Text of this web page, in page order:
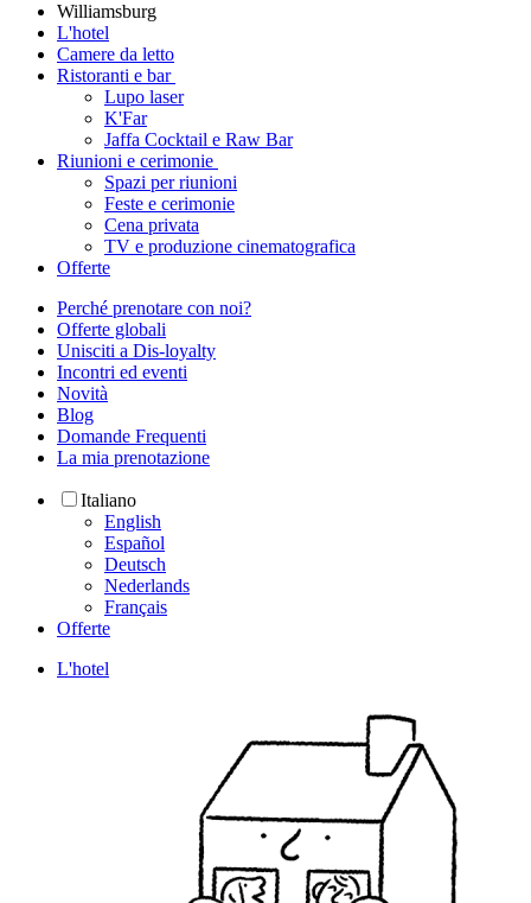
Williamsburg
L'hotel
Camere da letto
Ristoranti e bar
Lupo laser
K'Far
Jaffa Cocktail e Raw Bar
Riunioni e cerimonie
Spazi per riunioni
Feste e cerimonie
Cena privata
TV e produzione cinematografica
Offerte
Perché prenotare con noi?
Offerte globali
Unisciti a Dis-loyalty
Incontri ed eventi
Novità
Blog
Domande Frequenti
La mia prenotazione
Italiano
English
Español
Deutsch
Nederlands
Français
Offerte
L'hotel